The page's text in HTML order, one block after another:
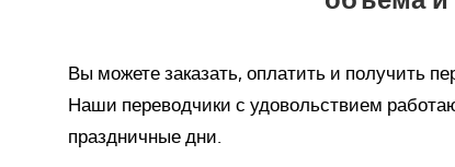
Вы можете заказать, оплатить и получить
Наши переводчики с удовольствием
праздничные дни.